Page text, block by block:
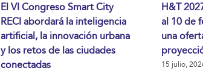
El VI Congreso Smart City
RECI abordará la inteligencia
artificial, la innovación urbana
y los retos de las ciudades
conectadas
H&T
al 10 de
una
15 julio,